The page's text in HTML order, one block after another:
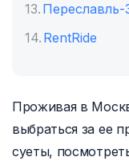
Переславль-
RentRide
Проживая в
выбраться за ее
суеты,